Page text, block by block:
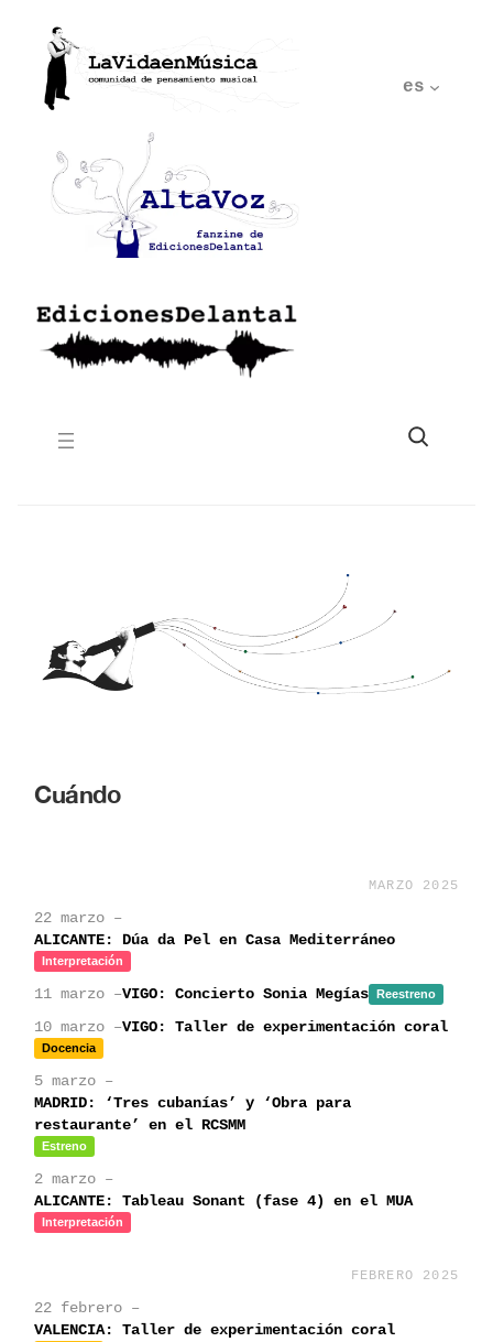
es
Buscar
Cuándo
MARZO 2025
22 marzo –
ALICANTE: Dúa da Pel en Casa Mediterráneo
Interpretación
11 marzo –VIGO: Concierto Sonia Megías Reestreno
10 marzo –VIGO: Taller de experimentación coral
Docencia
5 marzo –
MADRID: ‘Tres cubanías’ y ‘Obra para
restaurante’ en el RCSMM
Estreno
2 marzo –
ALICANTE: Tableau Sonant (fase 4) en el MUA
Interpretación
FEBRERO 2025
22 febrero –
VALENCIA: Taller de experimentación coral